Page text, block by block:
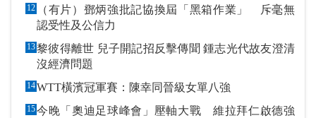
12
（有片）鄧炳強批記協換屆「黑箱作業」 斥毫無
認受性及公信力
13黎彼得離世 兒子開記招反擊傳聞 鍾志光代故友澄清
沒經濟問題
14WTT橫濱冠軍賽：陳幸同晉級女單八強
15今晚「奧迪足球峰會」壓軸大戰 維拉拜仁啟德強